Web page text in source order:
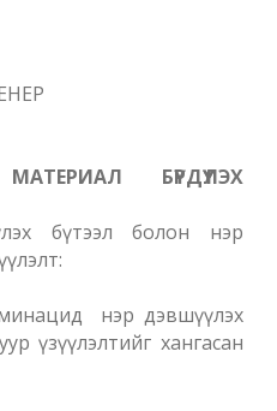
БҮРДҮҮЛЭХ
бүтээл болон нэр
нэр дэвшүүлэх
үзүүлэлтийг хангасан